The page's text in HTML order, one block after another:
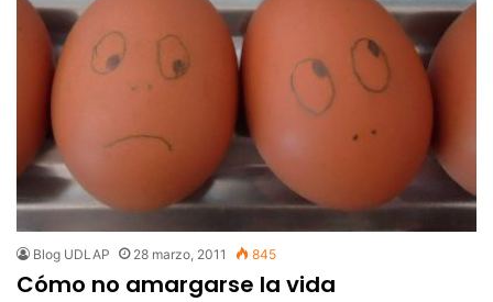
Blog UDLAP 28 marzo, 2011 845
Cómo no amargarse la vida